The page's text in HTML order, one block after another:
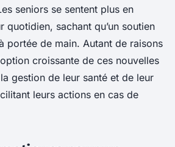
seniors se sentent plus en
quotidien, sachant qu’un soutien
portée de main. Autant de raisons
croissante de ces nouvelles
gestion de leur santé et de leur
leurs actions en cas de